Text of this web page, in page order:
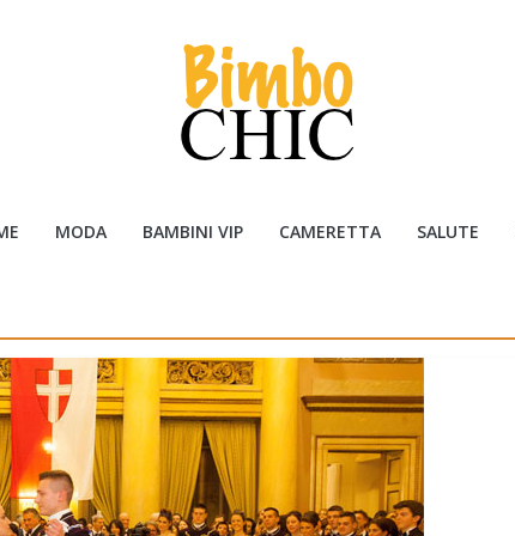
MODA BAMBINI VIP CAMERETTA SALUTE